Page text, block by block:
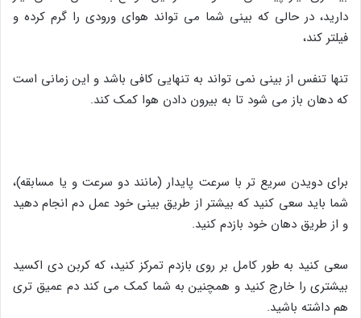
دارید، در حالی که بینی شما می تواند هوای ورودی را گرم کرده و
فیلتر کند،
تنها تنفس از بینی نمی تواند به تنهایی کافی باشد و این زمانی است
که دهان باز می شود تا به بیرون دادن هوا کمک کند.
برای دویدن سریع تر با سرعت پایدار (مانند دو سرعت و یا مسابقه)،
شما باید سعی کنید که بیشتر از طریق بینی خود عمل دم انجام دهید
و از طریق دهان خود بازدم کنید.
سعی کنید به طور کامل بر روی بازدم تمرکز کنید، که کربن دی اکسید
بیشتری را خارج کنید و همچنین به شما کمک می کند دم عمیق تری
هم داشته باشید.